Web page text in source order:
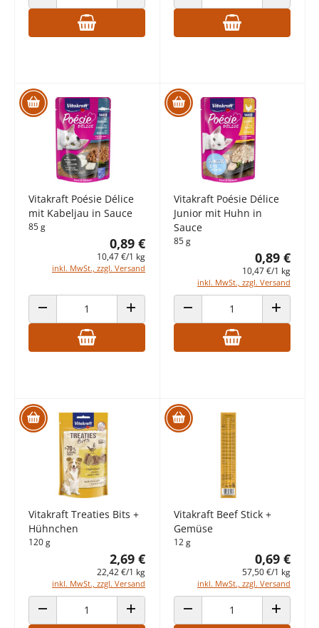
ANZAHL VERRINGERN ANZAHL ERHÖHENANZAHL VERRINGERN ANZAHL
Vitakraft Poésie Délice
mit Kabeljau in Sauce
85 g
0,89 €
10,47 €/1 kg
inkl. MwSt., zzgl. Versand
ANZAHL VERRINGERN ANZAHL ERHÖHEN
Vitakraft Poésie Délice
Junior mit Huhn in
Sauce
85 g
0,89 €
10,47 €/1 kg
inkl. MwSt., zzgl. Versand
ANZAHL VERRINGERN ANZAHL
Vitakraft Treaties Bits +
Hühnchen
120 g
2,69 €
22,42 €/1 kg
inkl. MwSt., zzgl. Versand
ANZAHL VERRINGERN ANZAHL ERHÖHEN
Vitakraft Beef Stick +
Gemüse
12 g
0,69 €
57,50 €/1 kg
inkl. MwSt., zzgl. Versand
ANZAHL VERRINGERN ANZAHL